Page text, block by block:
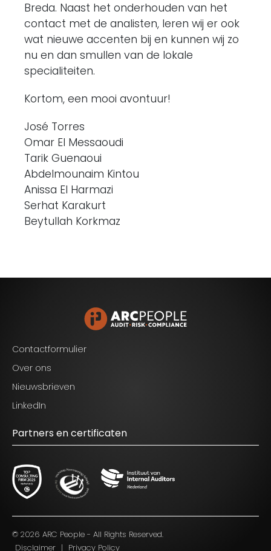
Breda. Naast het onderhouden van het
contact met de analisten, leren wij er ook
wat nieuwe accenten bij en kunnen wij zo
nu en dan smullen van de lokale
specialiteiten.
Kortom, een mooi avontuur!
José Torres
Omar El Messaoudi
Tarik Guenaoui
Abdelmounaim Kintou
Anissa El Harmazi
Serhat Karakurt
Beytullah Korkmaz
Contactformulier
Over ons
Nieuwsbrieven
LinkedIn
Partners en certificaten
© 2026 ARC People - All Rights Reserved.
Disclaimer | Privacy Policy
gebied van Audit, Risk en Compliance.